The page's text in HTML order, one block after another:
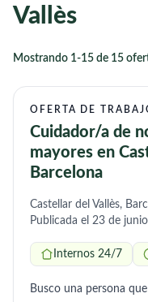
Vallès
Mostrando 1-15 de 15
OFERTA DE
Cuidador/a de
mayores en
Barcelona
Castellar del Vallès,
Publicada el 23 de
Internos 24/7
Busco una persona